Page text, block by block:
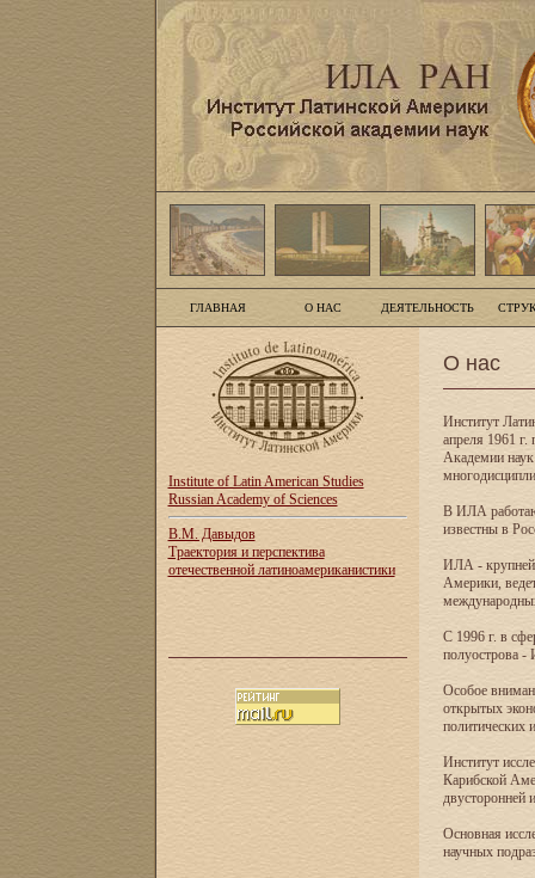
ГЛАВНАЯ О НАС ДЕЯТЕЛЬНОСТЬ
Institute of Latin American Studies
Russian Academy of Sciences
В.М. Давыдов
Траектория и перспектива
отечественной латиноамериканистики
О нас
Институт
апреля 1961
Академии
В ИЛА
известны в
ИЛА -
Америки,
С 1996 г. в
полуострова -
Особое
открытых
политических
Институт
Карибской
двусторонней
Основная
научных